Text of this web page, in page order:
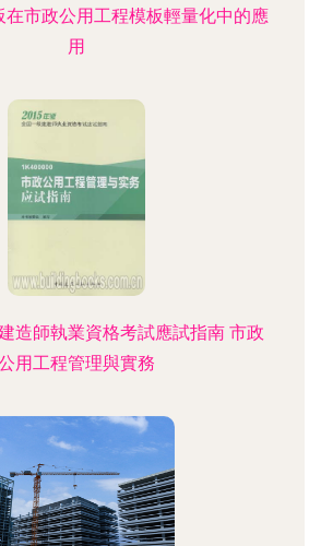
在市政公用工程模板輕量化中的應
用
造師執業資格考試應試指南 市政
用工程管理與實務